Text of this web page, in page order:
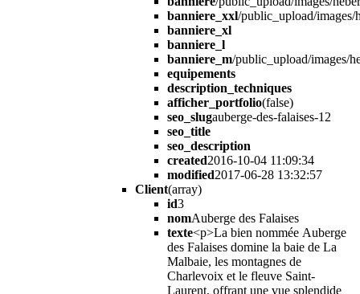
banniere_xxl/public_upload/images/
banniere_xl
banniere_l
banniere_m/public_upload/images/
equipements
description_techniques
afficher_portfolio(false)
seo_slugauberge-des-falaises-12
seo_title
seo_description
created2016-10-04 11:09:34
modified2017-06-28 13:32:57
Client(array)
id3
nomAuberge des Falaises
texte<p>La bien nommée Auberge
des Falaises domine la baie de La
Malbaie, les montagnes de
Charlevoix et le fleuve Saint-
Laurent, offrant une vue splendide